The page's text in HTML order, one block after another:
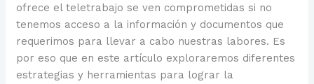
ofrece el teletrabajo se ven comprometidas si no
tenemos acceso a la información y documentos que
requerimos para llevar a cabo nuestras labores. Es
por eso que en este artículo exploraremos diferentes
estrategias y herramientas para lograr la